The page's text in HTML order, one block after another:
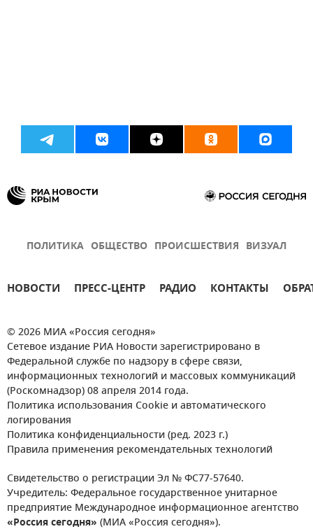
ПОЛИТИКА ОБЩЕСТВО ПРОИСШЕСТВИЯ ВИЗУАЛ
НОВОСТИ ПРЕСС-ЦЕНТР РАДИО КОНТАКТЫ
© 2026 МИА «Россия сегодня»
Сетевое издание РИА Новости зарегистрировано в
Федеральной службе по надзору в сфере связи,
информационных технологий и массовых коммуникаций
(Роскомнадзор) 08 апреля 2014 года.
Политика использования Cookie и автоматического
логирования
Политика конфиденциальности (ред. 2023 г.)
Правила применения рекомендательных технологий
Свидетельство о регистрации Эл № ФС77-57640.
Учредитель: Федеральное государственное унитарное
предприятие Международное информационное агентство
«Россия сегодня» (МИА «Россия сегодня»).